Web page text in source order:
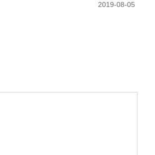
2019-08-05